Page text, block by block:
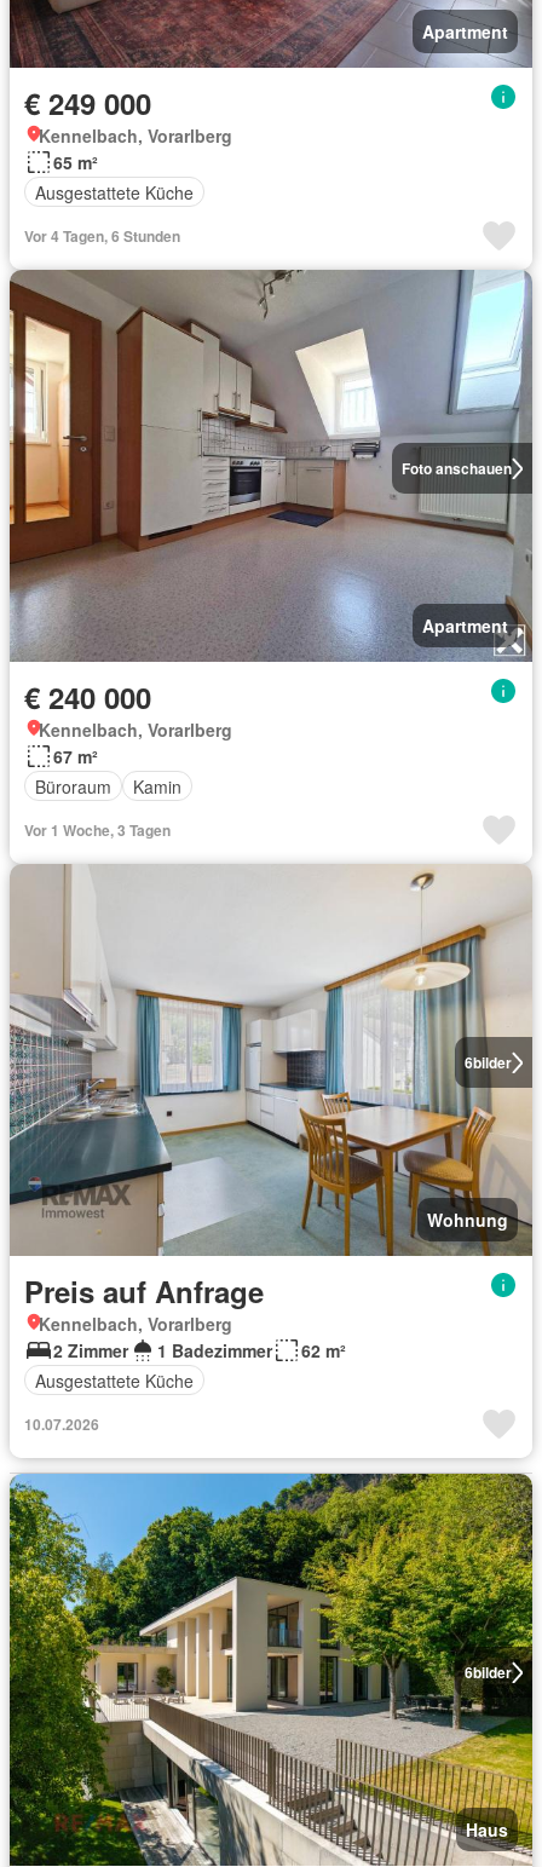
Apartment
€ 249 000
Kennelbach, Vorarlberg
65 m²
Ausgestattete Küche
Vor 4 Tagen, 6 Stunden
Foto anschauen
Apartment
€ 240 000
Kennelbach, Vorarlberg
67 m²
Büroraum
Kamin
Vor 1 Woche, 3 Tagen
6bilder
Wohnung
Preis auf Anfrage
Kennelbach, Vorarlberg
2 Zimmer
1 Badezimmer
62 m²
Ausgestattete Küche
10.07.2026
6bilder
Haus